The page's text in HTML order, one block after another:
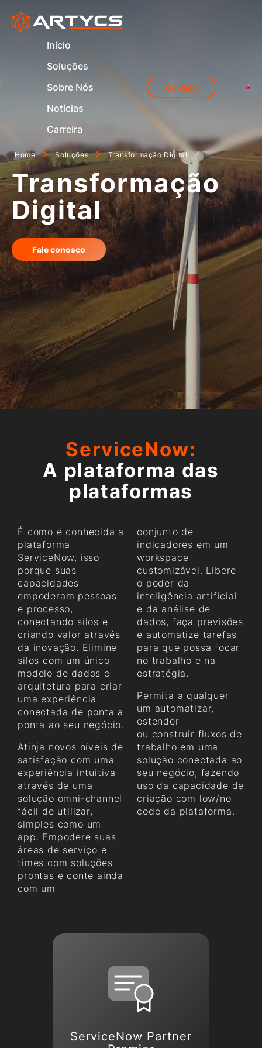
Início
Soluções
Sobre Nós
Notícias
Carreira
Contato
Home Soluções Transformação Digital
Transformação
Digital
Fale conosco
ServiceNow:
A plataforma das
plataformas
É como é conhecida a
plataforma
ServiceNow, isso
porque suas
capacidades
empoderam pessoas
e processo,
conectando silos e
criando valor através
da inovação. Elimine
silos com um único
modelo de dados e
arquitetura para criar
uma experiência
conectada de ponta a
ponta ao seu negócio.
Atinja novos níveis de
satisfação com uma
experiência intuitiva
através de uma
solução omni-channel
fácil de utilizar,
simples como um
app. Empodere suas
áreas de serviço e
times com soluções
prontas e conte ainda
com um
conjunto de
indicadores em um
workspace
customizável. Libere
o poder da
inteligência artificial
e da análise de
dados, faça previsões
e automatize tarefas
para que possa focar
no trabalho e na
estratégia.
Permita a qualquer
um automatizar,
estender
ou construir fluxos de
trabalho em uma
solução conectada ao
seu negócio, fazendo
uso da capacidade de
criação com low/no
code da plataforma.
ServiceNow Partner